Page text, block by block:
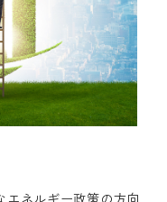
エネルギー政策の方向